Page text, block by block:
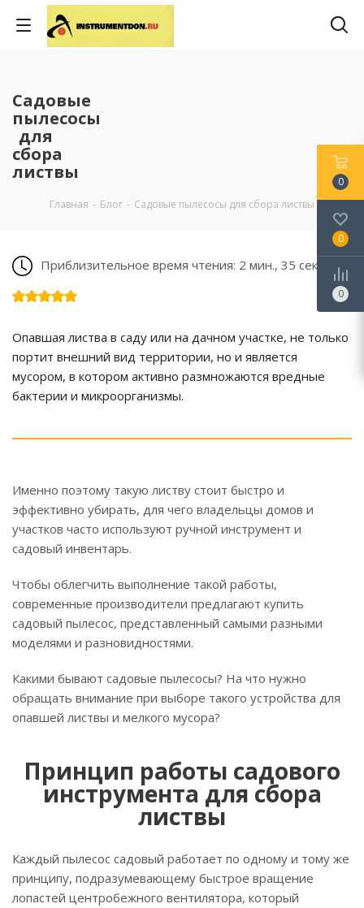
Садовые
пылесосы
для
сбора
листвы
Главная - Блог - Садовые пылесосы для сбора листвы
Приблизительное время чтения: 2 мин., 35 сек.
Опавшая листва в саду или на дачном участке, не только
портит внешний вид территории, но и является
мусором, в котором активно размножаются вредные
бактерии и микроорганизмы.
Именно поэтому такую листву стоит быстро и
эффективно убирать, для чего владельцы домов и
участков часто используют ручной инструмент и
садовый инвентарь.
Чтобы облегчить выполнение такой работы,
современные производители предлагают купить
садовый пылесос, представленный самыми разными
моделями и разновидностями.
Какими бывают садовые пылесосы? На что нужно
обращать внимание при выборе такого устройства для
опавшей листвы и мелкого мусора?
Принцип работы садового
инструмента для сбора
листвы
Каждый пылесос садовый работает по одному и тому же
принципу, подразумевающему быстрое вращение
лопастей центробежного вентилятора, который
0
0
0